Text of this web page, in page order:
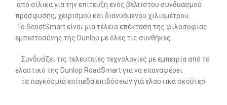
από σίλικα για την επίτευξη ενός βέλτιστου συνδυασμού
πρόσφυσης, χειρισμού και διανυόμενου χιλιομέτρου.
Το ScootSmart είναι μια τέλεια επέκταση της φιλοσοφίας
εμπιστοσύνης της Dunlop με όλες τις συνθήκες.
Συνδυάζει τις τελευταίες τεχνολογίες με εμπειρία από το
ελαστικό της Dunlop RoadSmart για να επαναφέρει
τα παγκόσμια επίπεδα επιδόσεων για ελαστικά σκούτερ